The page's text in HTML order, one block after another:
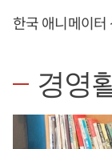
한국 애니메이터
경영